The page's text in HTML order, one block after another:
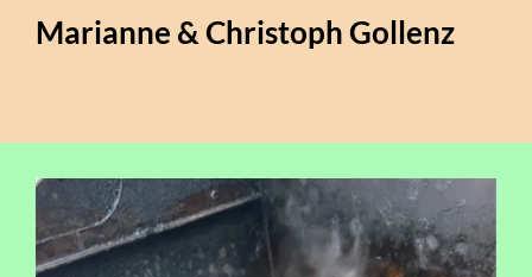
Marianne & Christoph Gollenz